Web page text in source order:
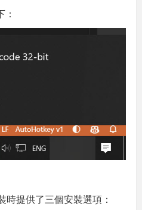
時提供了三個安裝選項：